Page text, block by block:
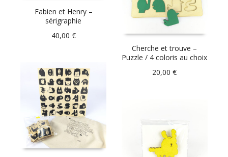
Fabien et Henry –
sérigraphie
40,00 €
Cherche et trouve –
Puzzle / 4 coloris au choix
20,00€